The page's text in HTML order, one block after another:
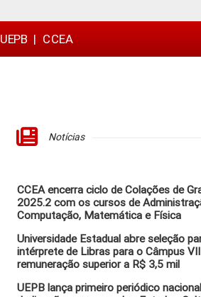
UEPB | CCEA
Notícias
CCEA encerra ciclo de Colações de
2025.2 com os cursos de
Computação, Matemática e Física
Universidade Estadual abre seleção
intérprete de Libras para o Câmpus
remuneração superior a R$ 3,5 mil
UEPB lança primeiro periódico